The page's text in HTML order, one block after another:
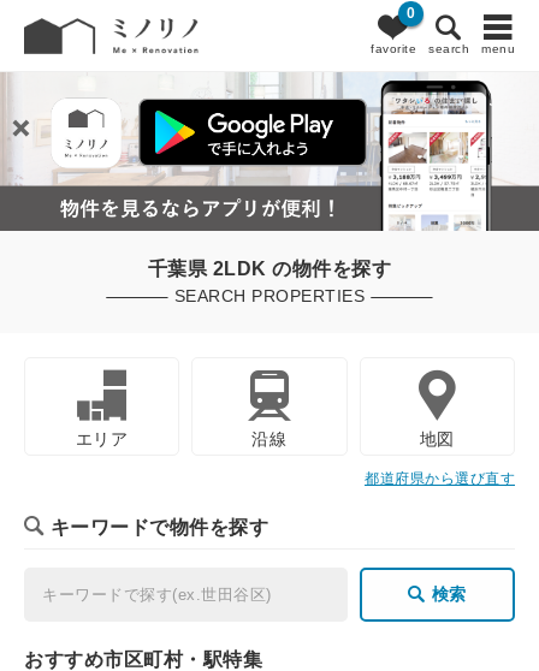
favorite
0
search menu
千葉県 2LDK の物件を探す
SEARCH PROPERTIES
エリア 沿線 地図
都道府県から選び直す
キーワードで物件を探す
検索
おすすめ市区町村・駅特集